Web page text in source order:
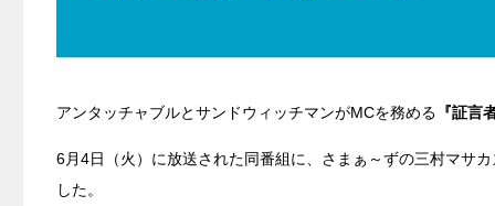
アンタッチャブルとサンドウィッチマンがMCを務める 『証言
6月4日（火）に放送された同番組に、さまぁ～ずの三村マサ
した。